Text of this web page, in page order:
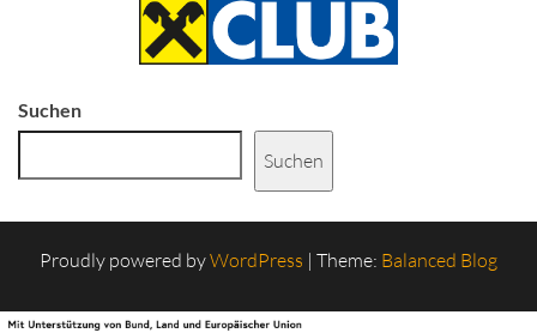
Suchen
Suchen
Proudly powered byWordPress | Theme: Balanced Blog